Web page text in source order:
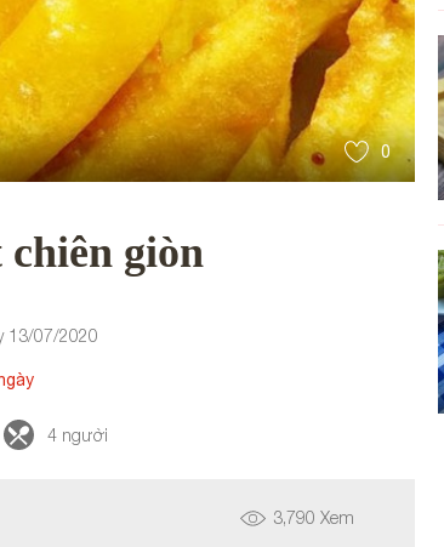
0
giòn
13/07/2020
4người
3,790 Xem